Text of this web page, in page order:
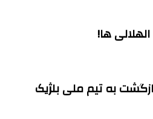
ها!
به تیم ملی بلژیک